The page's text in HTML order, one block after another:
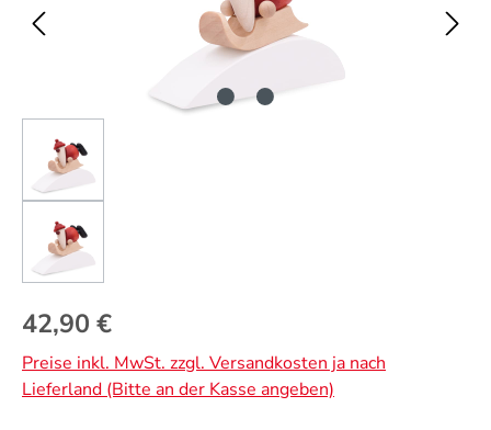
Regulärer Preis:
42,90 €
Preise inkl. MwSt. zzgl. Versandkosten ja nach
Lieferland (Bitte an der Kasse angeben)